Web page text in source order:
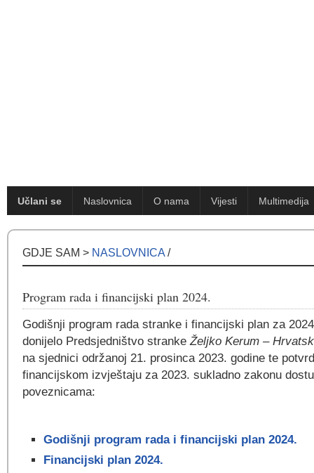
Učlani se Naslovnica O nama Vijesti Multimedija
GDJE SAM > NASLOVNICA /
Program rada i financijski plan 2024.
Godišnji program rada stranke i financijski plan za
donijelo Predsjedništvo strankeŽeljko Kerum –
na sjednici održanoj 21. prosinca 2023. godine te
financijskom izvještaju za 2023. sukladno zakonu
poveznicama:
Godišnji program rada i financijski plan 2024.
Financijski plan 2024.